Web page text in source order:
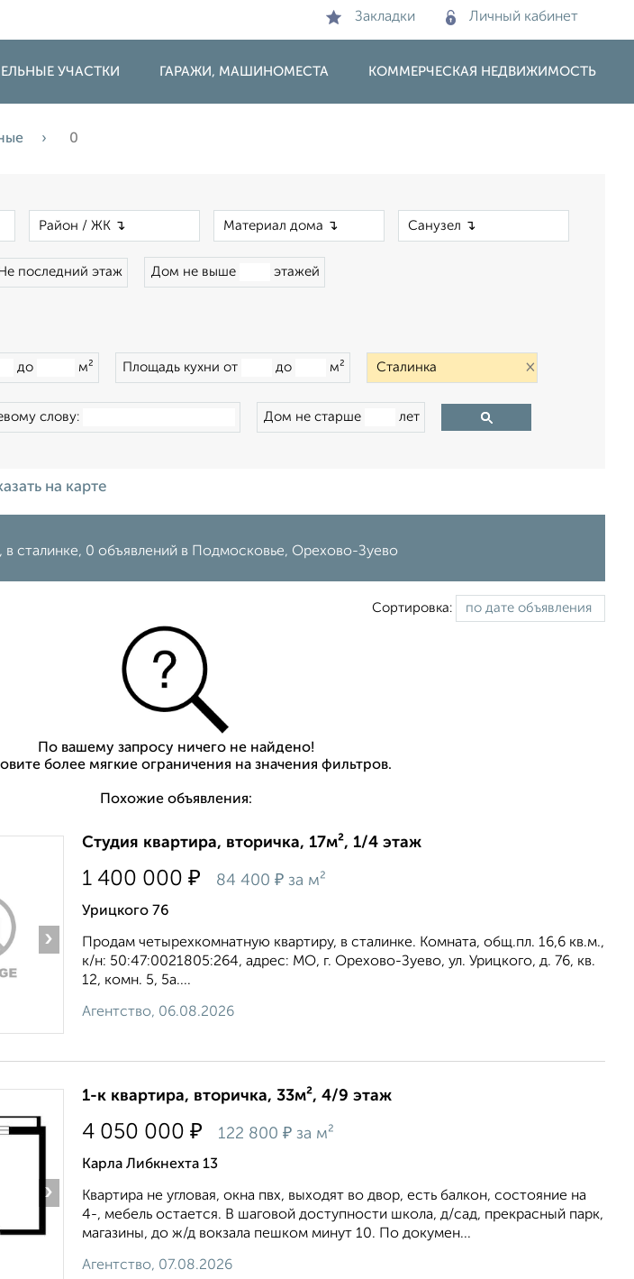
Закладки Личный кабинет
УЧАСТКИ ГАРАЖИ, МАШИНОМЕСТА КОММЕРЧЕСКАЯ НЕДВИЖИМОСТЬ
0
Не последний этаж Дом не выше этажей
до м² Площадь кухни от до м² ×
слову: Дом не старше лет
на карте
в сталинке, 0 объявлений в Подмосковье, Орехово-Зуево
Сортировка:
По вашему запросу ничего не найдено!
более мягкие ограничения на значения фильтров.
Похожие объявления:
›
Студия квартира, вторичка, 17м², 1/4 этаж
1 400 000 ₽ 84 400 ₽ за м²
Урицкого 76
Продам четырехкомнатную квартиру, в сталинке. Комната, общ.пл. 16,6 кв.м.,
к/н: 50:47:0021805:264, адрес: МО, г. Орехово-Зуево, ул. Урицкого, д. 76, кв.
12, комн. 5, 5а....
Агентство, 06.08.2026
›
1-к квартира, вторичка, 33м², 4/9 этаж
4 050 000 ₽ 122 800 ₽ за м²
Карла Либкнехта 13
Квартира не угловая, окна пвх, выходят во двор, есть балкон, состояние на
4-, мебель остается. В шаговой доступности школа, д/сад, прекрасный парк,
магазины, до ж/д вокзала пешком минут 10. По докумен...
Агентство, 07.08.2026